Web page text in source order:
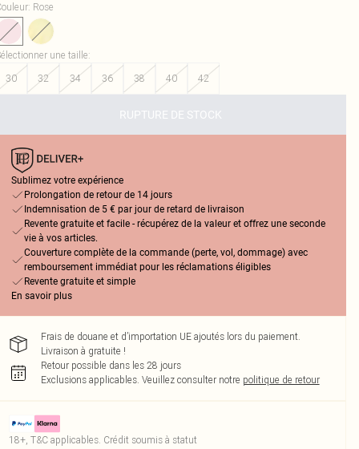
: Rose
une taille:
30
32 34 36 38 40 42
RUPTURE DE STOCK
Sublimez votre expérience
Prolongation de retour de 14 jours
Indemnisation de 5 € par jour de retard de livraison
Revente gratuite et facile - récupérez de la valeur et offrez une seconde
vie à vos articles.
Couverture complète de la commande (perte, vol, dommage) avec
remboursement immédiat pour les réclamations éligibles
Revente gratuite et simple
En savoir plus
Frais de douane et d’importation UE ajoutés lors du paiement.
Livraison à gratuite !
Retour possible dans les 28 jours
Exclusions applicables. Veuillez consulter notre politique de retour
18+, T&C applicables. Crédit soumis à statut